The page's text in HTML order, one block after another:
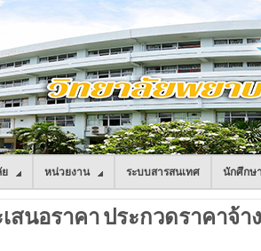
หน่วยงาน ระบบสารสนเทศ นักศึกษ
สนอราคา ประกวดราคาจ้